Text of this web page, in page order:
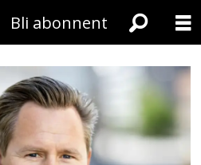
Bli abonnent